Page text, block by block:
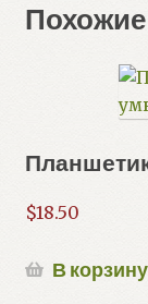
$18.50
В корзину